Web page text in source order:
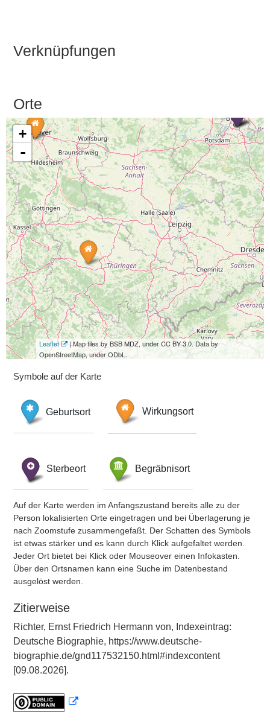
Verknüpfungen
Orte
+
-
Leaflet
| Map tiles by BSB MDZ, under CC BY 3.0. Data by
OpenStreetMap, under ODbL.
Symbole auf der Karte
Geburtsort Wirkungsort
Sterbeort Begräbnisort
Auf der Karte werden im Anfangszustand bereits alle zu der
Person lokalisierten Orte eingetragen und bei Überlagerung je
nach Zoomstufe zusammengefaßt. Der Schatten des Symbols
ist etwas stärker und es kann durch Klick aufgefaltet werden.
Jeder Ort bietet bei Klick oder Mouseover einen Infokasten.
Über den Ortsnamen kann eine Suche im Datenbestand
ausgelöst werden.
Zitierweise
Richter, Ernst Friedrich Hermann von, Indexeintrag:
Deutsche Biographie, https://www.deutsche-
biographie.de/gnd117532150.html#indexcontent
[09.08.2026].